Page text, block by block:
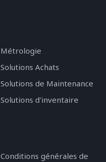
Métrologie
Solutions Achats
Solutions de Maintenance
Solutions d'inventaire
Conditions générales de